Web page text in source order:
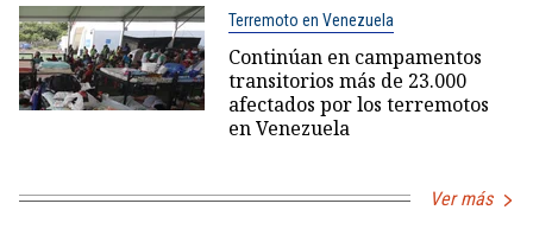
Terremoto en Venezuela
Continúan en campamentos
transitorios más de 23.000
afectados por los terremotos
en Venezuela
Ver más